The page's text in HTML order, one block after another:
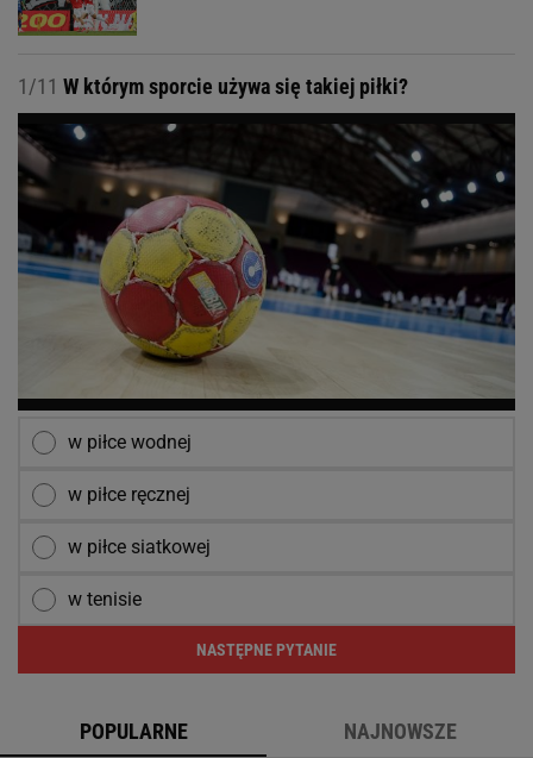
1/11 W którym sporcie używa się takiej piłki?
w piłce wodnej
w piłce ręcznej
w piłce siatkowej
w tenisie
NASTĘPNE PYTANIE
POPULARNE NAJNOWSZE